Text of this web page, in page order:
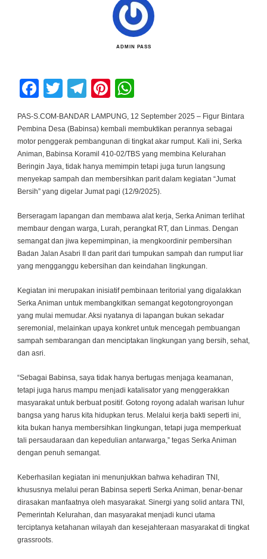
ADMIN PASS
Facebook
TwitterTelegram
Pinterest
PAS-S.COM-BANDAR LAMPUNG, 12 September 2025 – Figur Bintara
Pembina Desa (Babinsa) kembali membuktikan perannya sebagai
motor penggerak pembangunan di tingkat akar rumput. Kali ini, Serka
Animan, Babinsa Koramil 410-02/TBS yang membina Kelurahan
Beringin Jaya, tidak hanya memimpin tetapi juga turun langsung
menyekap sampah dan membersihkan parit dalam kegiatan “Jumat
Bersih” yang digelar Jumat pagi (12/9/2025).
Berseragam lapangan dan membawa alat kerja, Serka Animan terlihat
membaur dengan warga, Lurah, perangkat RT, dan Linmas. Dengan
semangat dan jiwa kepemimpinan, ia mengkoordinir pembersihan
Badan Jalan Asabri II dan parit dari tumpukan sampah dan rumput liar
yang mengganggu kebersihan dan keindahan lingkungan.
Kegiatan ini merupakan inisiatif pembinaan teritorial yang digalakkan
Serka Animan untuk membangkitkan semangat kegotongroyongan
yang mulai memudar. Aksi nyatanya di lapangan bukan sekadar
seremonial, melainkan upaya konkret untuk mencegah pembuangan
sampah sembarangan dan menciptakan lingkungan yang bersih, sehat,
dan asri.
“Sebagai Babinsa, saya tidak hanya bertugas menjaga keamanan,
tetapi juga harus mampu menjadi katalisator yang menggerakkan
masyarakat untuk berbuat positif. Gotong royong adalah warisan luhur
bangsa yang harus kita hidupkan terus. Melalui kerja bakti seperti ini,
kita bukan hanya membersihkan lingkungan, tetapi juga memperkuat
tali persaudaraan dan kepedulian antarwarga,” tegas Serka Animan
dengan penuh semangat.
Keberhasilan kegiatan ini menunjukkan bahwa kehadiran TNI,
khususnya melalui peran Babinsa seperti Serka Animan, benar-benar
dirasakan manfaatnya oleh masyarakat. Sinergi yang solid antara TNI,
Pemerintah Kelurahan, dan masyarakat menjadi kunci utama
terciptanya ketahanan wilayah dan kesejahteraan masyarakat di tingkat
grassroots.